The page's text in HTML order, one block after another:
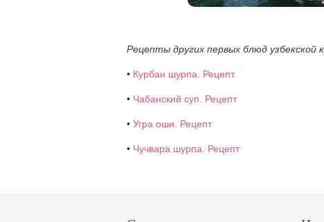
Рецепты других первых блюд узбекской
• Курбан шурпа. Рецепт
• Чабанский суп. Рецепт
• Угра оши. Рецепт
• Чучвара шурпа. Рецепт